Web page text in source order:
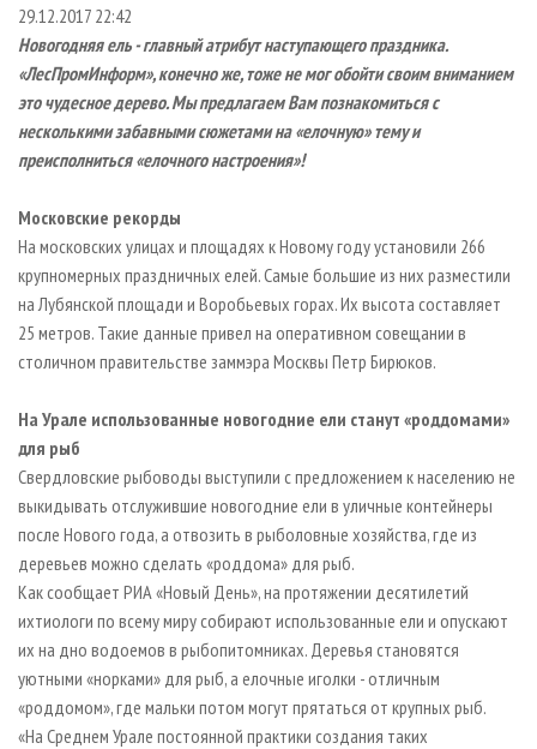
ЛЕСОПИЛЕНИЕ
ДЕРЕВООБРАБОТКА
СУШКА ДРЕВЕСИНЫ
ПРОИЗВОДСТВО ДРЕВЕСНЫХ ПЛИТ
ДЕРЕВЯННОЕ ДОМОСТРОЕНИЕ
ПРОИЗВОДСТВО МЕБЕЛИ
БИОЭНЕРГЕТИКА
ЦБП
ИНСТРУМЕНТ И МАТЕРИАЛЫ
НОВОСТИ ЖУРНАЛА
НОВОСТИ КОМПАНИЙ
ПРЕДПРИЯТИЯ ЛПК
ЛЕСНЫЕ РЕГИОНЫ РОССИИ
ПЕРСОНЫ
МОБИЛЬНЫЕ ВЫСТАВКИ
ПРИОРИТЕТНЫЕ ИНВЕСТПРОЕКТЫ
RUSSIAN FORESTRY REVIEW
ГАЗЕТА ЛЕСПРОМФОРУМ
БИБЛИОТЕКА СПЕЦИАЛИСТА
АРХИВ ЖУРНАЛОВ
СТАТЬИ
О ЖУРНАЛЕ
ПОДПИСКА
КОНТАКТЫ
РЕКЛАМОДАТЕЛЯМ
РЕКЛАМА
РЕКЛАМА НА САЙТЕ
29.12.2017 22:42
Новогодняя ель - главный атрибут наступающего праздника.
«ЛесПромИнформ», конечно же, тоже не мог обойти своим вниманием
это чудесное дерево.Мы предлагаем Вам познакомиться с
несколькими забавными сюжетами на «елочную» тему и
преисполниться «елочного настроения»!
Московские рекорды
На московских улицах и площадях к Новому году установили 266
крупномерных праздничных елей. Самые большие из них разместили
на Лубянской площади и Воробьевых горах. Их высота составляет
25 метров. Такие данные привел на оперативном совещании в
столичном правительстве заммэра Москвы Петр Бирюков.
На Урале использованные новогодние ели станут «роддомами»
для рыб
Свердловские рыбоводы выступили с предложением к населению не
выкидывать отслужившие новогодние ели в уличные контейнеры
после Нового года, а отвозить в рыболовные хозяйства, где из
деревьев можно сделать «роддома» для рыб.
Как сообщает РИА «Новый День», на протяжении десятилетий
ихтиологи по всему миру собирают использованные ели и опускают
их на дно водоемов в рыбопитомниках. Деревья становятся
уютными «норками» для рыб, а елочные иголки - отличным
«роддомом», где мальки потом могут прятаться от крупных рыб.
«На Среднем Урале постоянной практики создания таких